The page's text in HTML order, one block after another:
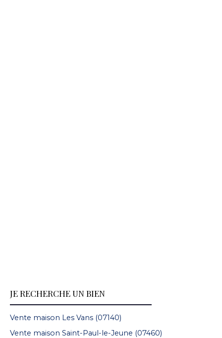
JE RECHERCHE UN BIEN
Vente maison Les Vans (07140)
Vente maison Saint-Paul-le-Jeune (07460)